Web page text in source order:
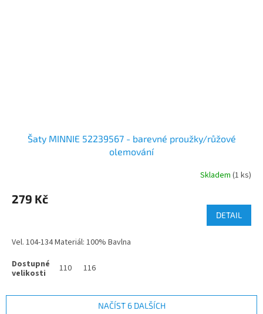
Šaty MINNIE 52239567 - barevné proužky/růžové
olemování
Skladem (1 ks)
279 Kč
DETAIL
Vel. 104-134 Materiál: 100% Bavlna
110 116
NAČÍST 6 DALŠÍCH